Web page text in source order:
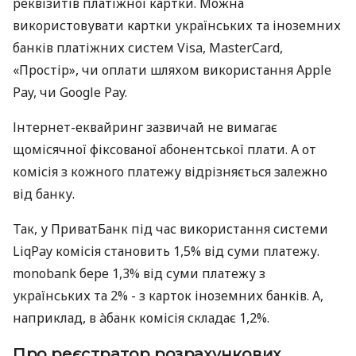
використовувати картки українських та іноземних
банків платіжних систем Visa, MasterCard,
«Простір», чи оплати шляхом використання Apple
Pay, чи Google Pay.
Інтернет-еквайринг зазвичай не вимагає
щомісячної фіксованої абонентської плати. А от
комісія з кожного платежу відрізняється залежно
від банку.
Так, у ПриватБанк під час використання системи
LiqPay комісія становить 1,5% від суми платежу.
monobank бере 1,3% від суми платежу з
українських та 2% - з карток іноземних банків. А,
наприклад, в àбанк комісія складає 1,2%.